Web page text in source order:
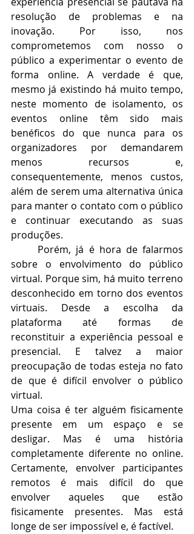
resolução de problemas e na
inovação. Por isso, nos
comprometemos com nosso o
público a experimentar o evento de
forma online. A verdade é que,
mesmo já existindo há muito tempo,
neste momento de isolamento, os
eventos online têm sido mais
benéficos do que nunca para os
organizadores por demandarem
menos recursos e,
consequentemente, menos custos,
além de serem uma alternativa única
para manter o contato com o público
e continuar executando as suas
produções.
Porém, já é hora de falarmos
sobre o envolvimento do público
virtual. Porque sim, há muito terreno
desconhecido em torno dos eventos
virtuais. Desde a escolha da
plataforma até formas de
reconstituir a experiência pessoal e
presencial. E talvez a maior
preocupação de todas esteja no fato
de que é difícil envolver o público
virtual.
Uma coisa é ter alguém fisicamente
presente em um espaço e se
desligar. Mas é uma história
completamente diferente no online.
Certamente, envolver participantes
remotos é mais difícil do que
envolver aqueles que estão
fisicamente presentes. Mas está
longe de ser impossível e, é factível.